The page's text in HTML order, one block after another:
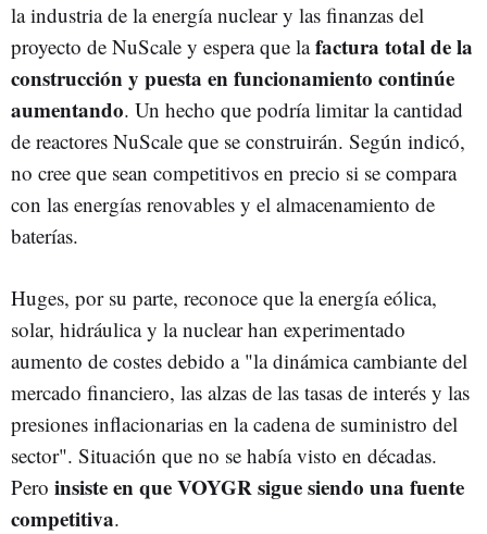
la industria de la energía nuclear y las finanzas del
proyecto de NuScale y espera que lafactura total de la
construcción y puesta en funcionamiento continúe
aumentando. Un hecho que podría limitar la cantidad
de reactores NuScale que se construirán. Según indicó,
no cree que sean competitivos en precio si se compara
con las energías renovables y el almacenamiento de
baterías.
Huges, por su parte, reconoce que la energía eólica,
solar, hidráulica y la nuclear han experimentado
aumento de costes debido a "la dinámica cambiante del
mercado financiero, las alzas de las tasas de interés y las
presiones inflacionarias en la cadena de suministro del
sector". Situación que no se había visto en décadas.
Pero insiste en que VOYGR sigue siendo una fuente
competitiva.